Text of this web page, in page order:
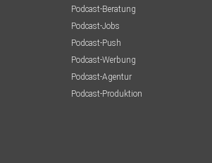
Podcast-Beratung
Podcast-Jobs
Podcast-Push
Podcast-Werbung
Podcast-Agentur
Podcast-Produktion